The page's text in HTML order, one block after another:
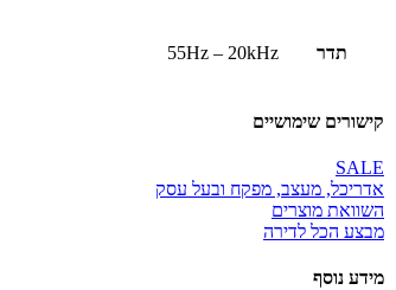
תדר 55Hz – 20kHz
קישורים שימושיים
SALE
אדריכל, מעצב, מפקח ובעל עסק
השוואת מוצרים
מבצע הכל לדירה
מידע נוסף